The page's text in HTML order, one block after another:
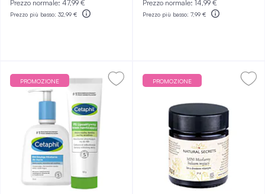
Prezzo normale: 47,99 €
Prezzo più basso: 32,99 €
Prezzo normale: 14,99 €
Prezzo più basso: 7,99 €
PROMOZIONE PROMOZIONE